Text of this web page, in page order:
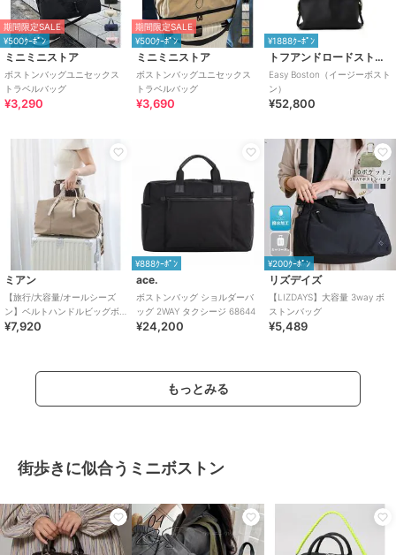
期間限定SALE
¥500ｸｰﾎﾟﾝ
ミニミニストア
ボストンバッグユニセックス
トラベルバッグ
¥3,290
期間限定SALE
¥500ｸｰﾎﾟﾝ
ミニミニストア
ボストンバッグユニセックス
トラベルバッグ
¥3,690
¥1888ｸｰﾎﾟﾝ
トフアンドロードストーン
Easy Boston（イージーボスト
ン）
¥52,800
ミアン
【旅行/大容量/オールシーズ
ン】ベルトハンドルビッグボ
ストンバッグ
¥7,920
¥888ｸｰﾎﾟﾝ
ace.
ボストンバッグ ショルダーバ
ッグ 2WAY タクシージ 68644
¥24,200
¥200ｸｰﾎﾟﾝ
リズデイズ
【LIZDAYS】大容量 3way ボ
ストンバッグ
¥5,489
もっとみる
街歩きに似合うミニボストン